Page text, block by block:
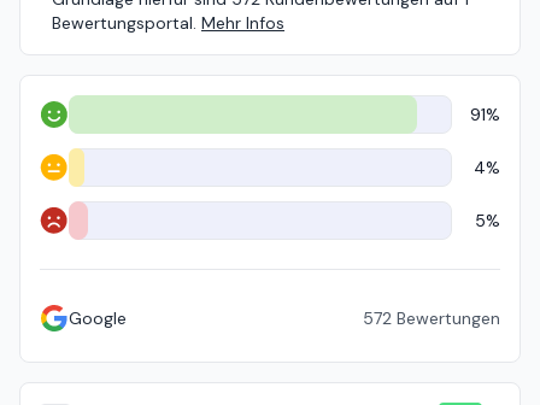
Bewertungsportal. Mehr Infos
Positiv 91%
Neutral 4%
Negativ 5%
Google 572 Bewertungen